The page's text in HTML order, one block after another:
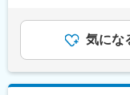
に習得でき、長
網と安定した経
■入社後の流れ：
入社後はOJTを
・安全管理（防
対策）
考を通じて上下
めた表記です。
気にな